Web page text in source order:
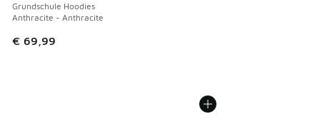
Grundschule Hoodies
Anthracite - Anthracite
€ 69,99